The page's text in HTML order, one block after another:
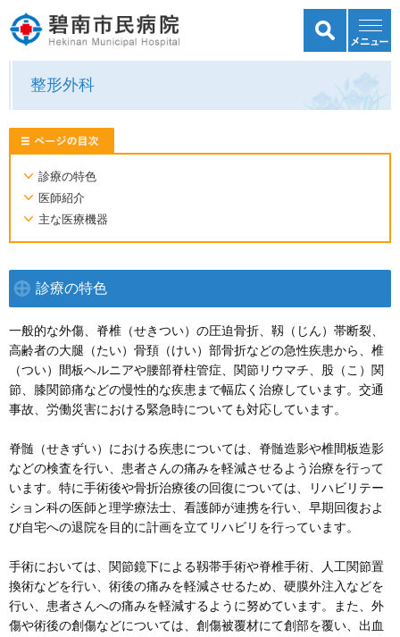
整形外科
診療の特色
医師紹介
主な医療機器
診療の特色
一般的な外傷、脊椎（せきつい）の圧迫骨折、靱（じん）帯断裂、
高齢者の大腿（たい）骨頚（けい）部骨折などの急性疾患から、椎
（つい）間板ヘルニアや腰部脊柱管症、関節リウマチ、股（こ）関
節、膝関節痛などの慢性的な疾患まで幅広く治療しています。交通
事故、労働災害における緊急時についても対応しています。
脊髄（せきずい）における疾患については、脊髄造影や椎間板造影
などの検査を行い、患者さんの痛みを軽減させるよう治療を行って
います。特に手術後や骨折治療後の回復については、リハビリテー
ション科の医師と理学療法士、看護師が連携を行い、早期回復およ
び自宅への退院を目的に計画を立てリハビリを行っています。
手術においては、関節鏡下による靱帯手術や脊椎手術、人工関節置
換術などを行い、術後の痛みを軽減させるため、硬膜外注入などを
行い、患者さんへの痛みを軽減するように努めています。また、外
傷や術後の創傷などについては、創傷被覆材にて創部を覆い、出血